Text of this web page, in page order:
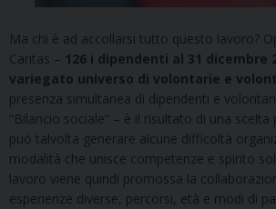
Ma chi è ad accollarsi tutto questo lavoro?
Caritas – 126 i dipendenti al 31 dicembre
variegato universo di volontarie e
presenza simultanea di dipendenti e
“Bilancio sociale” – è il risultato di una scelta
può talvolta generare alcune difficoltà
modalità che unisce competenze e spirito
lavoro viene quindi promossa la
esperienze diverse, percorsi, età e modi di